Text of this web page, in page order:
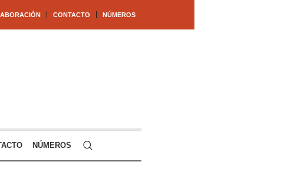
CONTACTO NÚMEROS
NÚMEROS